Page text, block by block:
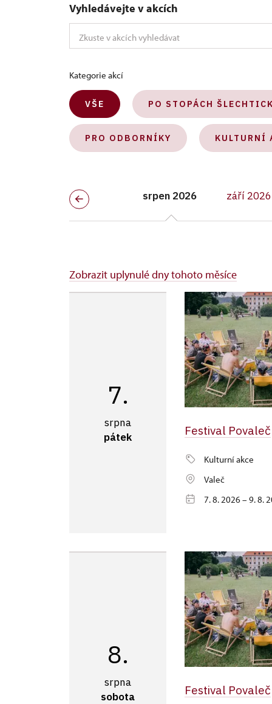
Vyhledávejte v akcích
Kategorie akcí
VŠE PO STOPÁCH
PRO ODBORNÍKY KULTURNÍ
srpen 2026 září 2026
Zobrazit uplynulé dny tohoto měsíce
7.
srpna
pátek
Festival Povaleč
Kulturní akce
Valeč
7. 8. 2026 – 9. 8.
8.
srpna
sobota
Festival Povaleč